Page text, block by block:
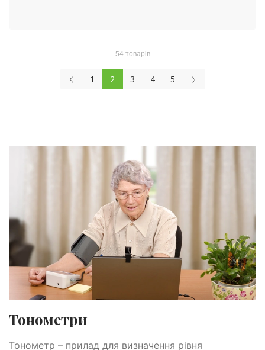
54 товарів
1 2 3 4 5
Тонометри
Тонометр – прилад для визначення рівня